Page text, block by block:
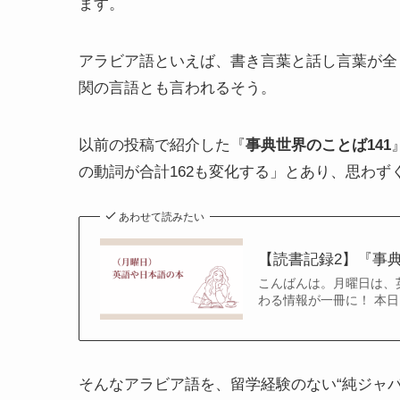
ます。
アラビア語といえば、書き言葉と話し言葉が
関の言語とも言われるそう。
以前の投稿で紹介した『 事典世界のことば141
の動詞が合計162も変化する」とあり、思わ
あわせて読みたい
【読書記録2】『事
こんばんは。月曜日は
わる情報が一冊に！ 本
そんなアラビア語を、留学経験のない“純ジャ